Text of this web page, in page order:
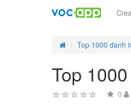
Top 1000 danh
Top
0